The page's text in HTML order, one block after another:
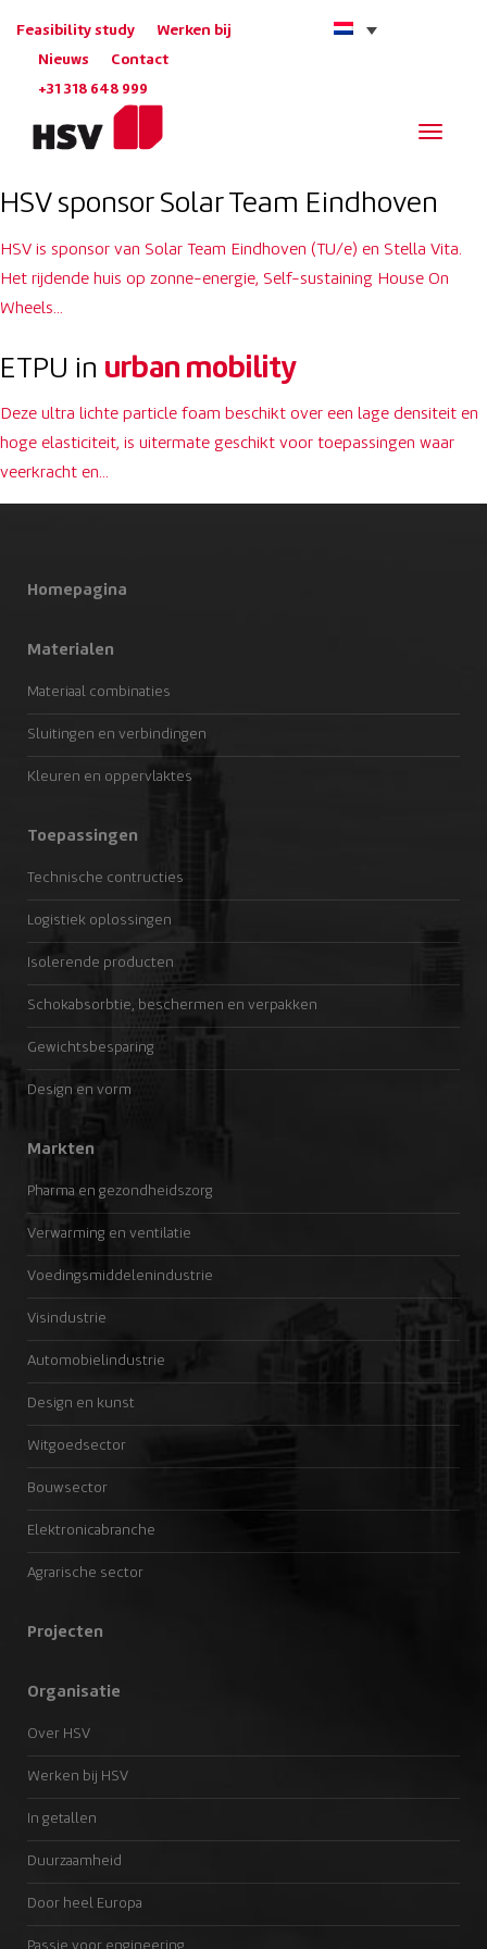
Feasibility study Werken bij
Nieuws Contact
+31 318 648 999
HSV sponsor Solar Team Eindhoven
HSV is sponsor van Solar Team Eindhoven (TU/e) en Stella Vita.
Het rijdende huis op zonne-energie, Self-sustaining House On
Wheels…
ETPU in urban mobility
Deze ultra lichte particle foam beschikt over een lage densiteit en
hoge elasticiteit, is uitermate geschikt voor toepassingen waar
veerkracht en…
Homepagina
Materialen
Materiaal combinaties
Sluitingen en verbindingen
Kleuren en oppervlaktes
Toepassingen
Technische contructies
Logistiek oplossingen
Isolerende producten
Schokabsorbtie, beschermen en verpakken
Gewichtsbesparing
Design en vorm
Markten
Pharma en gezondheidszorg
Verwarming en ventilatie
Voedingsmiddelenindustrie
Visindustrie
Automobielindustrie
Design en kunst
Witgoedsector
Bouwsector
Elektronicabranche
Agrarische sector
Projecten
Organisatie
Over HSV
Werken bij HSV
In getallen
Duurzaamheid
Door heel Europa
Passie voor engineering